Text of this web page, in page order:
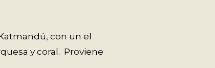
con un el
y coral. Proviene